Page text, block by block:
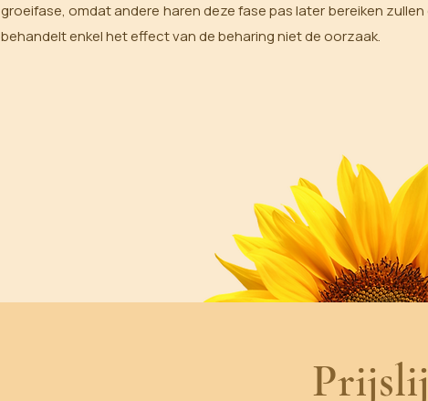
groeifase, omdat andere haren deze fase pas later bereiken
behandelt enkel het effect van de beharing niet de oorzaak.